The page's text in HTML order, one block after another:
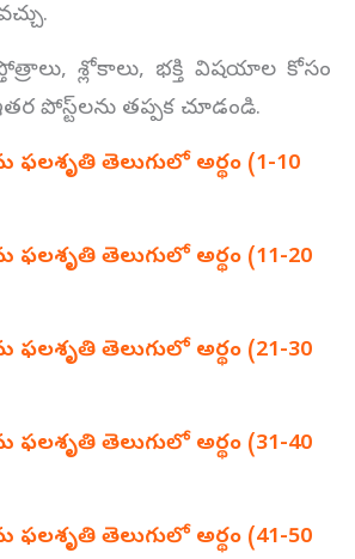
శ్లోకాలు, భక్తి విషయాల కోసం
పోస్ట్‌లను తప్పక చూడండి.
తెలుగులో అర్థం (1-10
తెలుగులో అర్థం (11-20
తెలుగులో అర్థం (21-30
తెలుగులో అర్థం (31-40
తెలుగులో అర్థం (41-50